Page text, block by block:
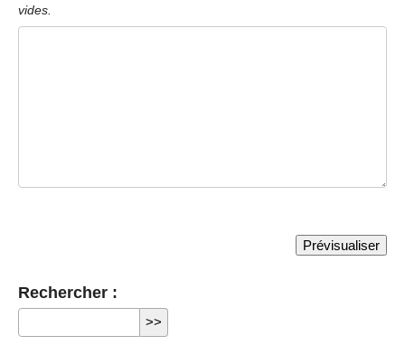
vides.
Rechercher :